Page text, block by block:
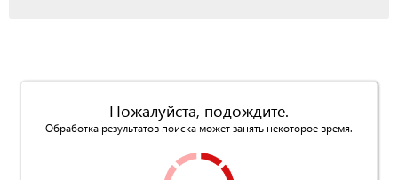
Пожалуйста, подождите.
Обработка результатов поиска может занять некоторое время.